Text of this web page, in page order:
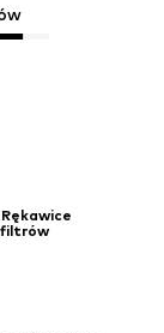
filtrów